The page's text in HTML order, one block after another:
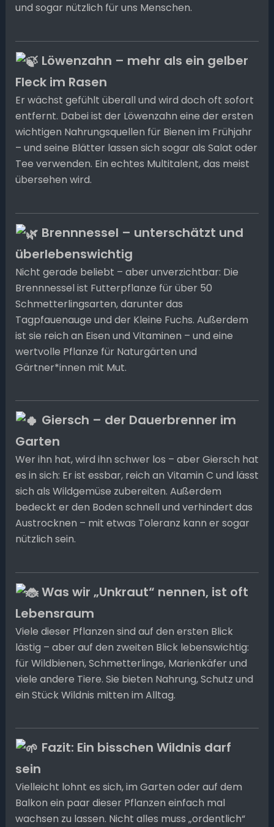
und sogar nützlich für uns Menschen.
Löwenzahn – mehr als ein gelber
Fleck im Rasen
Er wächst gefühlt überall und wird doch oft sofort
entfernt. Dabei ist der Löwenzahn eine der ersten
wichtigen Nahrungsquellen für Bienen im Frühjahr
– und seine Blätter lassen sich sogar als Salat oder
Tee verwenden. Ein echtes Multitalent, das meist
übersehen wird.
Brennnessel – unterschätzt und
überlebenswichtig
Nicht gerade beliebt – aber unverzichtbar: Die
Brennnessel ist Futterpflanze für über 50
Schmetterlingsarten, darunter das
Tagpfauenauge und der Kleine Fuchs. Außerdem
ist sie reich an Eisen und Vitaminen – und eine
wertvolle Pflanze für Naturgärten und
Gärtner*innen mit Mut.
Giersch – der Dauerbrenner im
Garten
Wer ihn hat, wird ihn schwer los – aber Giersch hat
es in sich: Er ist essbar, reich an Vitamin C und lässt
sich als Wildgemüse zubereiten. Außerdem
bedeckt er den Boden schnell und verhindert das
Austrocknen – mit etwas Toleranz kann er sogar
nützlich sein.
Was wir „Unkraut“ nennen, ist oft
Lebensraum
Viele dieser Pflanzen sind auf den ersten Blick
lästig – aber auf den zweiten Blick lebenswichtig:
für Wildbienen, Schmetterlinge, Marienkäfer und
viele andere Tiere. Sie bieten Nahrung, Schutz und
ein Stück Wildnis mitten im Alltag.
Fazit: Ein bisschen Wildnis darf
sein
Vielleicht lohnt es sich, im Garten oder auf dem
Balkon ein paar dieser Pflanzen einfach mal
wachsen zu lassen. Nicht alles muss „ordentlich“